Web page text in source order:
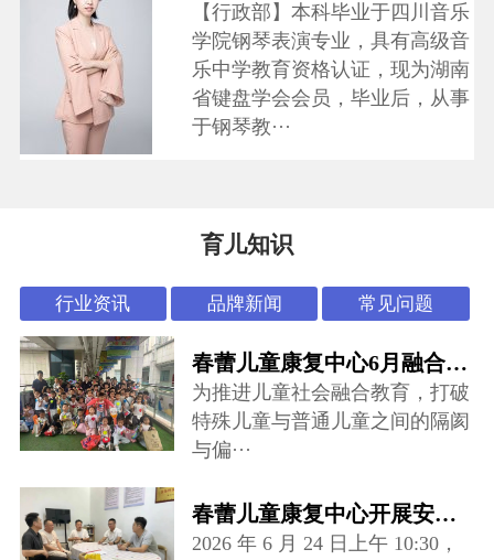
【行政部】本科毕业于四川音乐
学院钢琴表演专业，具有高级音
乐中学教育资格认证，现为湖南
省键盘学会会员，毕业后，从事
于钢琴教···
育儿知识
行业资讯 品牌新闻 常见问题
春蕾儿童康复中心6月融合活动：“怪可爱市集”开张啦~
为推进儿童社会融合教育，打破
特殊儿童与普通儿童之间的隔阂
与偏···
春蕾儿童康复中心开展安全专项督导检查
2026 年 6 月 24 日上午 10:30，